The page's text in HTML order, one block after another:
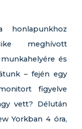
honlapunkhoz
meghívott
és
– fején egy
figyelve
vett? Délután
Yorkban 4 óra,